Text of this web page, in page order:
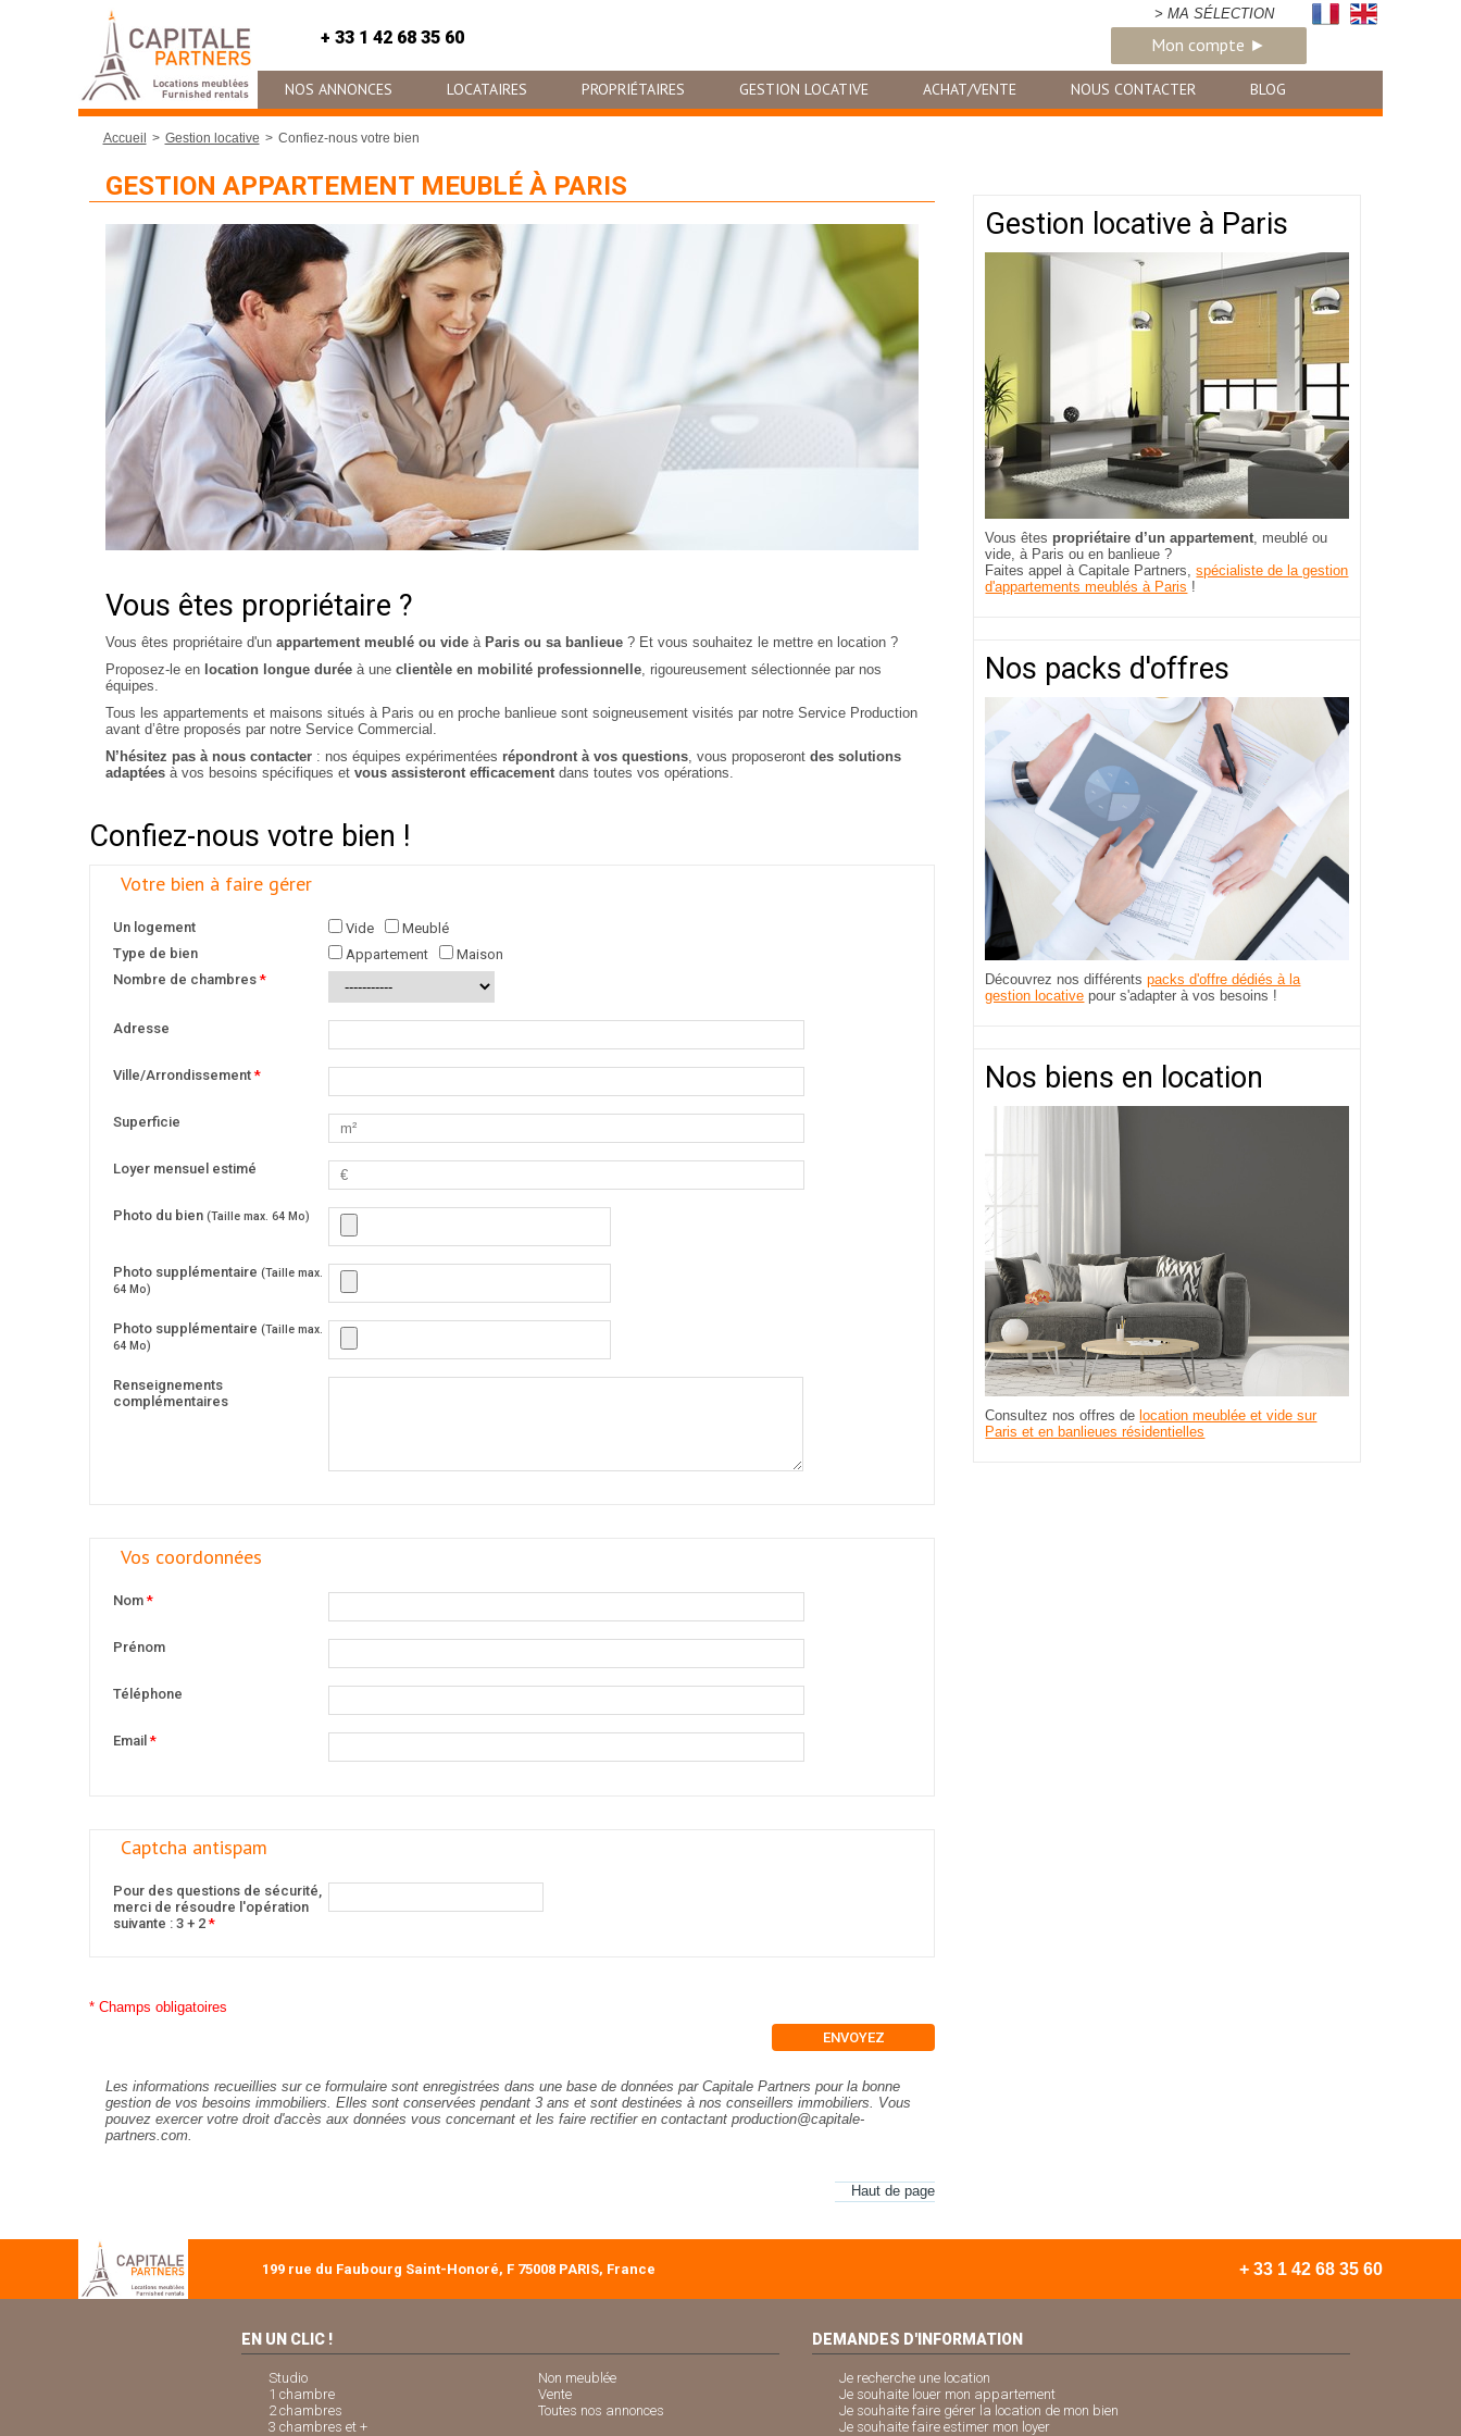
> MA SÉLECTION
+ 33 1 42 68 35 60 Mon compte ►
NOS ANNONCES LOCATAIRES PROPRIÉTAIRES GESTION LOCATIVE ACHAT/VENTE NOUS CONTACTER BLOG
Accueil Gestion locative Confiez-nous votre bien
GESTION APPARTEMENT MEUBLÉ À PARIS
Vous êtes propriétaire ?
Vous êtes propriétaire d'un appartement meublé ou vide à Paris ou sa banlieue ? Et vous souhaitez le mettre en location ?
Proposez-le en location longue durée à une clientèle en mobilité professionnelle, rigoureusement sélectionnée par nos
équipes.
Tous les appartements et maisons situés à Paris ou en proche banlieue sont soigneusement visités par notre Service Production
avant d’être proposés par notre Service Commercial.
N’hésitez pas à nous contacter : nos équipes expérimentées répondront à vos questions, vous proposeront des solutions
adaptées à vos besoins spécifiques et vous assisteront efficacementdans toutes vos opérations.
Confiez-nous votre bien !
Votre bien à faire gérer
Un logement Vide
Meublé
Type de bien
Appartement
Maison
Nombre de chambres*
Adresse
Ville/Arrondissement*
Superficie
Loyer mensuel estimé
Photo du bien(Taille max. 64 Mo)
Photo supplémentaire(Taille max.
64 Mo)
Photo supplémentaire(Taille max.
64 Mo)
Renseignements
complémentaires
Vos coordonnées
Nom*
Prénom
Téléphone
Email*
Captcha antispam
Pour des questions de sécurité,
merci de résoudre l'opération
suivante : 3 + 2*
* Champs obligatoires
Les informations recueillies sur ce formulaire sont enregistrées dans une base de données par Capitale Partners pour la bonne
gestion de vos besoins immobiliers. Elles sont conservées pendant 3 ans et sont destinées à nos conseillers immobiliers. Vous
pouvez exercer votre droit d'accès aux données vous concernant et les faire rectifier en contactant production@capitale-
partners.com.
Haut de page
Gestion locative à Paris
Vous êtes propriétaire d’un appartement, meublé ou
vide, à Paris ou en banlieue ?
Faites appel à Capitale Partners,spécialiste de la gestion
d'appartements meublés à Paris !
Nos packs d'offres
Découvrez nos différentspacks d'offre dédiés à la
gestion locative pour s'adapter à vos besoins !
Nos biens en location
Consultez nos offres de location meublée et vide sur
Paris et en banlieues résidentielles
199 rue du Faubourg Saint-Honoré, F 75008 PARIS, France + 33 1 42 68 35 60
EN UN CLIC !
Studio
1 chambre
2 chambres
3 chambres et +
Non meublée
Vente
Toutes nos annonces
DEMANDES D'INFORMATION
Je recherche une location
Je souhaite louer mon appartement
Je souhaite faire gérer la location de mon bien
Je souhaite faire estimer mon loyer